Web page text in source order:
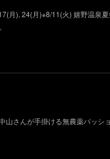
月), 24(月)※8/11(火) 嬉野温泉
山さんが手掛ける無農薬パッ